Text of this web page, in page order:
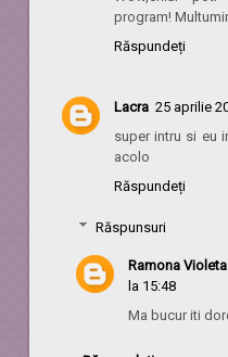
program!
Răspundeți
Lacra 25 aprilie
super intru si eu
acolo
Răspundeți
Răspunsuri
Ramona
la 15:48
Ma bucur iti